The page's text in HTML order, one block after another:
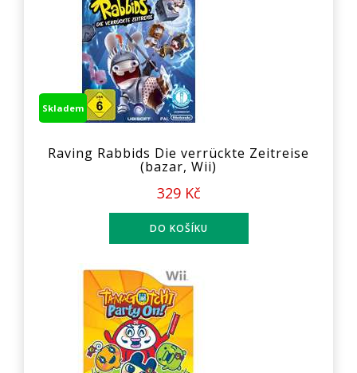
Skladem
Raving Rabbids Die verrückte Zeitreise
(bazar, Wii)
329 Kč